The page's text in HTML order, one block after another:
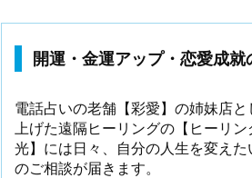
開運・金運アップ・恋愛成就
電話占いの老舗【彩愛】の姉妹店
上げた遠隔ヒーリングの【ヒーリ
光】には日々、自分の人生を変え
のご相談が届きます。